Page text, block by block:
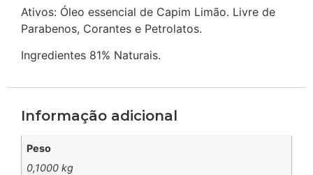
Ativos: Óleo essencial de Capim Limão. Livre de
Parabenos, Corantes e Petrolatos.
Ingredientes 81% Naturais.
Informação adicional
Peso
0,1000 kg